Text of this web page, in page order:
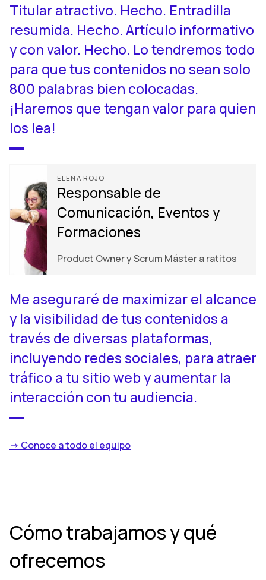
Titular atractivo. Hecho. Entradilla
resumida. Hecho. Artículo informativo
y con valor. Hecho. Lo tendremos todo
para que tus contenidos no sean solo
800 palabras bien colocadas.
¡Haremos que tengan valor para quien
los lea!
ELENA ROJO
Responsable de
Comunicación, Eventos y
Formaciones
Product Owner y Scrum Máster a ratitos
Me aseguraré de maximizar el alcance
y la visibilidad de tus contenidos a
través de diversas plataformas,
incluyendo redes sociales, para atraer
tráfico a tu sitio web y aumentar la
interacción con tu audiencia.
-> Conoce a todo el equipo
Cómo trabajamos y qué
ofrecemos